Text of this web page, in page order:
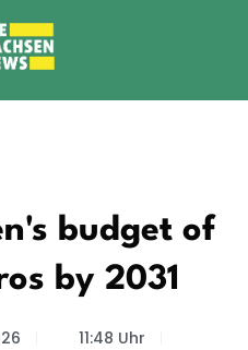
budget of
by 2031
11:48 Uhr